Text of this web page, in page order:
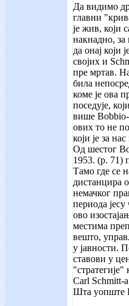
Да видимо
главни
је жив, који
накнадно,
да онај који
својих и
пре мртав.
била
коме је ова
поседује,
више Bobbio-
ових то не
који је за
Од шестог
1953. (р. 71)
Тамо где се
дистанцира
немачког
периода
ово
местима
вешто,
у јавности.
ставови у
Carl Schmitt-
Шта уопште